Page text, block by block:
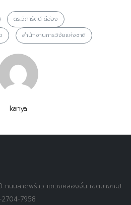
ดร.วิภารัตน์ ดีอ่อง
สำนักงานการวิจัยแห่งชาติ
kanya
ถนนลาดพร้าว แขวงคลองจั่น เขตบางกะปิ
7958